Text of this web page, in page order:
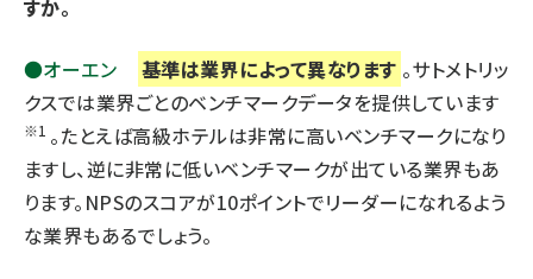
すか。
●オーエン 基準は業界によって異なります 。サトメトリッ
クスでは業界ごとのベンチマークデータを提供しています
※1 。たとえば高級ホテルは非常に高いベンチマークになり
ますし、逆に非常に低いベンチマークが出ている業界もあ
ります。NPSのスコアが10ポイントでリーダーになれるよう
な業界もあるでしょう。